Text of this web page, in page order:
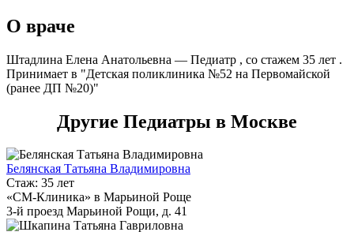
О враче
Штадлина Елена Анатольевна — Педиатр , со стажем 35 лет .
Принимает в "Детская поликлиника №52 на Первомайской
(ранее ДП №20)"
Другие Педиатры в Москве
Белянская Татьяна Владимировна
Стаж: 35 лет
«СМ-Клиника» в Марьиной Роще
3-й проезд Марьиной Рощи, д. 41